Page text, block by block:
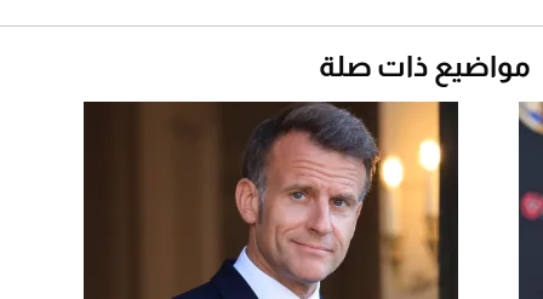
أغلى 10 عطور في العالم للرجال تمنحك فخامة
استثنائية
قبل ليلة النزال.. اكتمال وزن أبطال "The
"بوجاتي ميسترال" الاستثنائية للبيع في مزاد
مونتيري
2026-07-23
مواضيع ذات صلة